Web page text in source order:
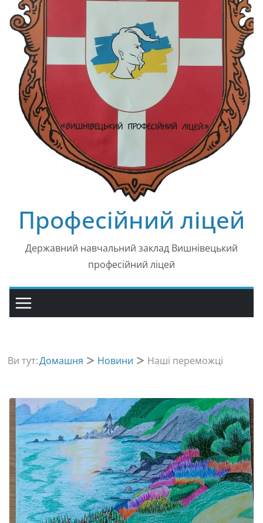
Професійний ліцей
Державний навчальний заклад Вишнівецький
професійний ліцей
Ви тут:Домашня Новини Наші переможці